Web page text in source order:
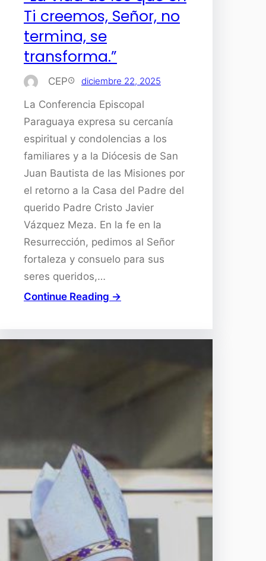
Ti creemos, Señor, no
termina, se
transforma.”
CEP diciembre 22, 2025
La Conferencia Episcopal
Paraguaya expresa su cercanía
espiritual y condolencias a los
familiares y a la Diócesis de San
Juan Bautista de las Misiones por
el retorno a la Casa del Padre del
querido Padre Cristo Javier
Vázquez Meza. En la fe en la
Resurrección, pedimos al Señor
fortaleza y consuelo para sus
seres queridos,…
Continue Reading →